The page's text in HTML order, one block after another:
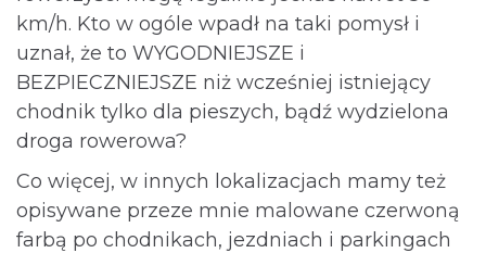
km/h. Kto w ogóle wpadł na taki pomysł i
uznał, że to WYGODNIEJSZE i
BEZPIECZNIEJSZE niż wcześniej istniejący
chodnik tylko dla pieszych, bądź wydzielona
droga rowerowa?
Co więcej, w innych lokalizacjach mamy też
opisywane przeze mnie malowane czerwoną
farbą po chodnikach, jezdniach i parkingach